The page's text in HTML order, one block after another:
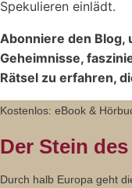
Spekulieren einlädt.
Abonniere den Blog,
Geheimnisse,
Rätsel zu erfahren,
Kostenlos: eBook &
Der Stein
Durch halb Europa geht